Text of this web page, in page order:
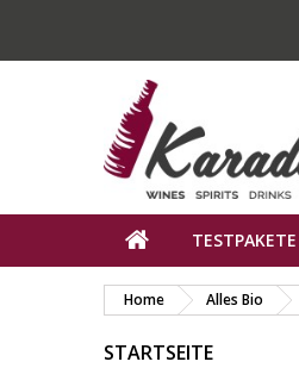
TESTPAKETE
Home Alles Bio
STARTSEITE